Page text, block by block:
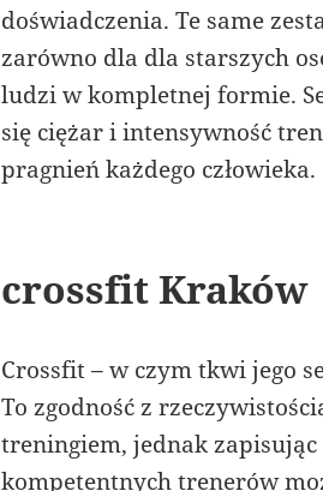
doświadczenia. Te same
zarówno dla dla starszych
ludzi w kompletnej formie.
się ciężar i intensywność
pragnień każdego człowieka.
crossfit Kraków
Crossfit – w czym tkwi jego
To zgodność z
treningiem, jednak
kompetentnych trenerów